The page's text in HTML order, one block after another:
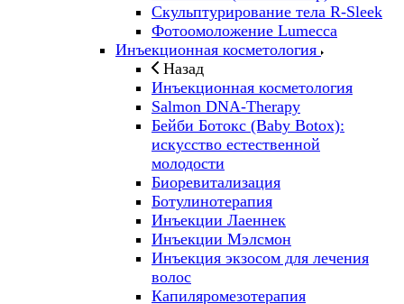
Скульптурирование тела R-Sleek
Фотоомоложение Lumecca
Инъекционная косметология
Назад
Инъекционная косметология
Salmon DNA-Therapy
Бейби Ботокс (Baby Botox):
искусство естественной
молодости
Биоревитализация
Ботулинотерапия
Инъекции Лаеннек
Инъекции Мэлсмон
Инъекция экзосом для лечения
волос
Капиляромезотерапия